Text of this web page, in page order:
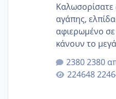
αγάπης,
αφιερωμένο σε
κάνουν το
μητρότητα
Εδώ θα
εμπειρίες και
2380